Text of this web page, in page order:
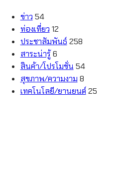
ข่าว 54
ท่องเที่ยว 12
ประชาสัมพันธ์ 258
สาระน่ารู้ 6
สินค้า/โปรโมชั่น 54
สุขภาพ/ความงาม 8
เทคโนโลยี/ยานยนต์ 25